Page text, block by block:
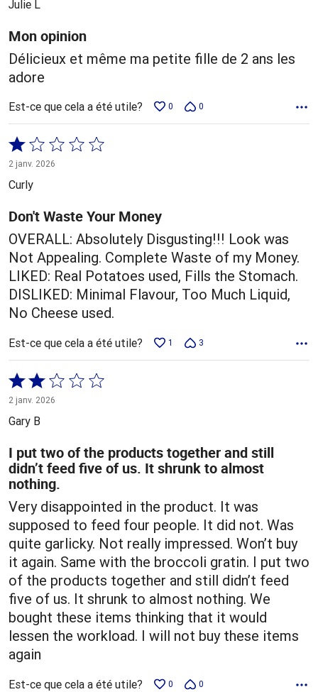
Julie L
Mon opinion
Délicieux et même ma petite fille de 2 ans les
adore
Est-ce que cela a été utile? 0 0
Coté
1 sur
5
2 janv. 2026
Curly
Don't Waste Your Money
OVERALL: Absolutely Disgusting!!! Look was
Not Appealing. Complete Waste of my Money.
LIKED: Real Potatoes used, Fills the Stomach.
DISLIKED: Minimal Flavour, Too Much Liquid,
No Cheese used.
Est-ce que cela a été utile? 1 3
Coté
2 sur
5
2 janv. 2026
Gary B
I put two of the products together and still
didn’t feed five of us. It shrunk to almost
nothing.
Very disappointed in the product. It was
supposed to feed four people. It did not. Was
quite garlicky. Not really impressed. Won’t buy
it again. Same with the broccoli gratin. I put two
of the products together and still didn’t feed
five of us. It shrunk to almost nothing. We
bought these items thinking that it would
lessen the workload. I will not buy these items
again
Est-ce que cela a été utile? 0 0